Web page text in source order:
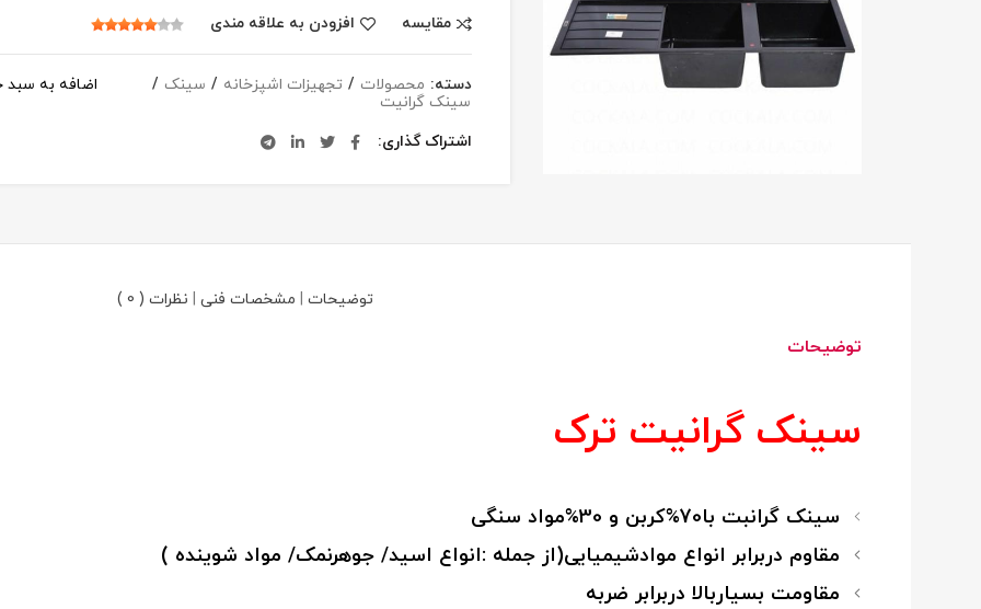
مقایسه افزودن به علاقه مندی
اضافه به سبد دسته: محصولات / تجهیزات اشپزخانه / سینک /
سینک گرانیت
اشتراک گذاری
توضیحات | مشخصات فنی | نظرات ( 0 )
توضیحات
سینک گرانیت ترک
سینک گرانبت با70%کربن و 30%مواد سنگی
مقاوم دربرابر انواع موادشیمیایی(از جمله :انواع اسید/ جوهرنمک/ مواد شوینده )
مقاومت بسیاربالا دربرابر ضربه